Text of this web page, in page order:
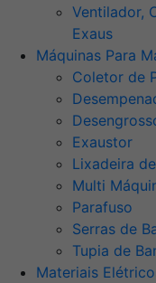
Ventilador,
Exaus
Máquinas Para
Coletor de
Exaustor
Lixadeira
Multi
Parafuso
Serras de
Tupia de
Materiais